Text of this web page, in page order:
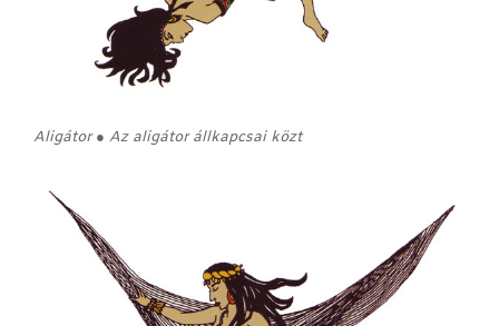
Aligátor ● Az aligátor állkapcsai közt